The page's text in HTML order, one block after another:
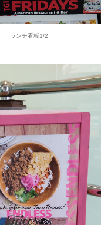
ランチ看板1/2